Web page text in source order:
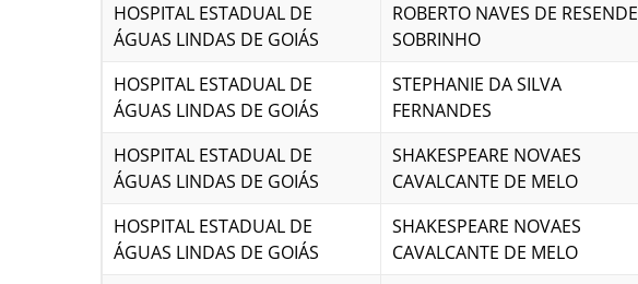
HOSPITAL ESTADUAL DE
ÁGUAS LINDAS DE GOIÁS
ROBERTO NAVES DE RESENDE
SOBRINHO
HOSPITAL ESTADUAL DE
ÁGUAS LINDAS DE GOIÁS
STEPHANIE DA SILVA
FERNANDES
HOSPITAL ESTADUAL DE
ÁGUAS LINDAS DE GOIÁS
SHAKESPEARE NOVAES
CAVALCANTE DE MELO
HOSPITAL ESTADUAL DE
ÁGUAS LINDAS DE GOIÁS
SHAKESPEARE NOVAES
CAVALCANTE DE MELO